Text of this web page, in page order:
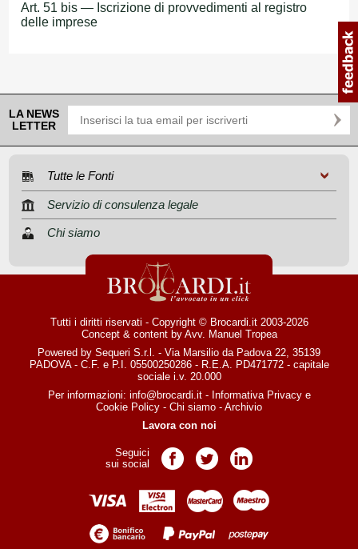
Art. 51 bis — Iscrizione di provvedimenti al registro
delle imprese
LA NEWS
LETTER
Tutte le Fonti
Servizio di consulenza legale
Chi siamo
Tutti i diritti riservati - Copyright © Brocardi.it 2003-2026
Concept & content by Avv. Manuel Tropea
Powered by Sequeri S.r.l. - Via Marsilio da Padova 22, 35139
PADOVA - C.F. e P.I. 05500250286 - R.E.A. PD471772 - capitale
sociale i.v. 20.000
Per informazioni: info@brocardi.it- Informativa Privacye
Cookie Policy - Chi siamo - Archivio
Lavora con noi
Seguici
sui social
Pagina Facebook
Pagina TwitterPagina LinkedIn